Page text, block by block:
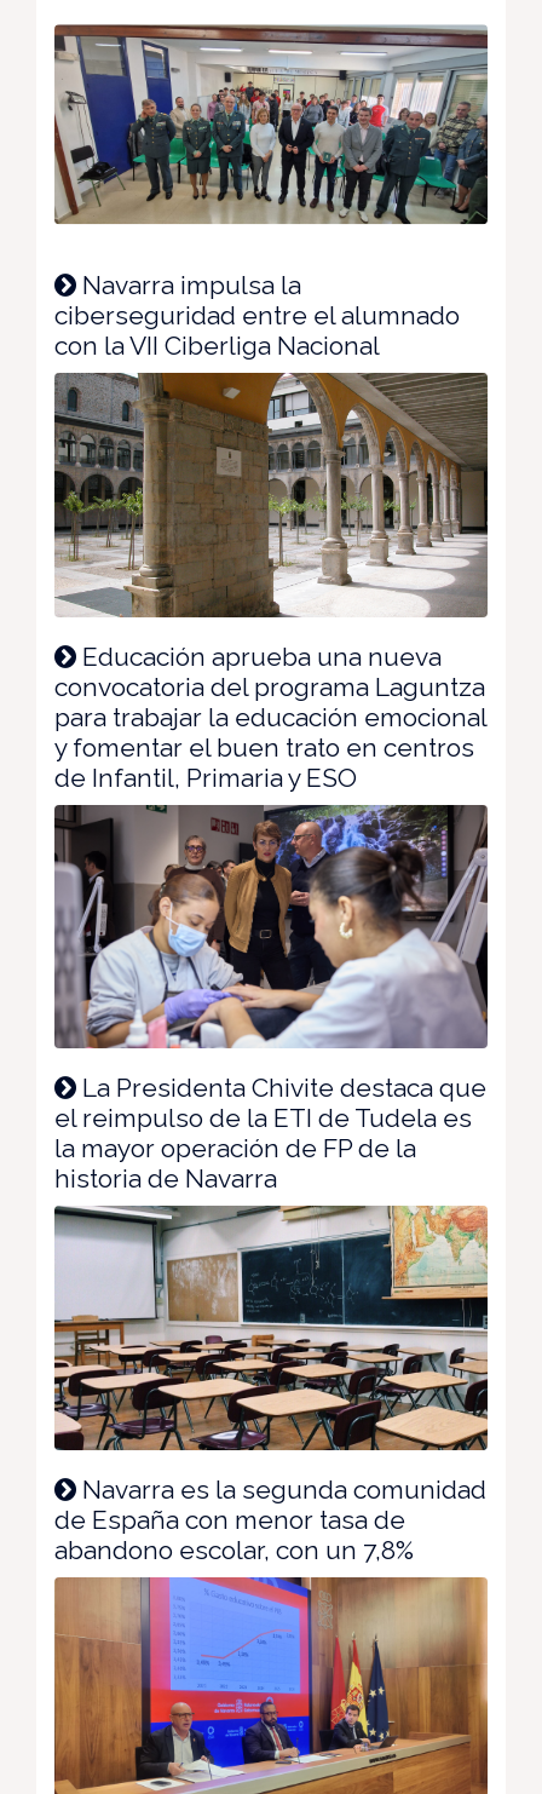
Navarra impulsa la
ciberseguridad entre el alumnado
con la VII Ciberliga Nacional
Educación aprueba una nueva
convocatoria del programa Laguntza
para trabajar la educación emocional
y fomentar el buen trato en centros
de Infantil, Primaria y ESO
La Presidenta Chivite destaca que
el reimpulso de la ETI de Tudela es
la mayor operación de FP de la
historia de Navarra
Navarra es la segunda comunidad
de España con menor tasa de
abandono escolar, con un 7,8%